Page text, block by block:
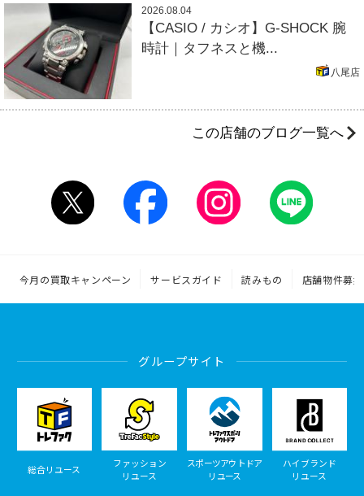
2026.08.04
【CASIO / カシオ】G-SHOCK 腕
時計｜タフネスと機...
八尾店
この店舗のブログ一覧へ
今月の買取キャンペーン サービスガイド 読みもの 店舗物件募集
グループサイト
総合リユース
ファッション
リユース
スポーツアウトドア
リユース
ハイブランド
リユース